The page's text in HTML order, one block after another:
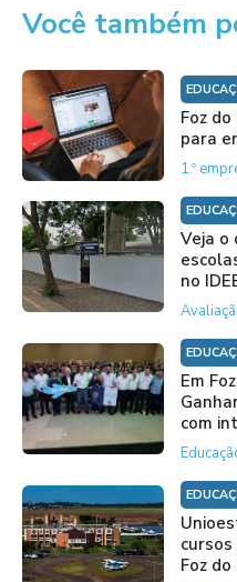
Você também
Foz
para
1.º
Veja o
no
Em
com
Foz